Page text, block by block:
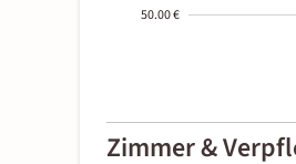
50.00 €
01-02
Zimmer &